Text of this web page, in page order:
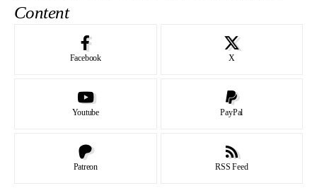
Content
Facebook X
Youtube PayPal
Patreon RSS Feed